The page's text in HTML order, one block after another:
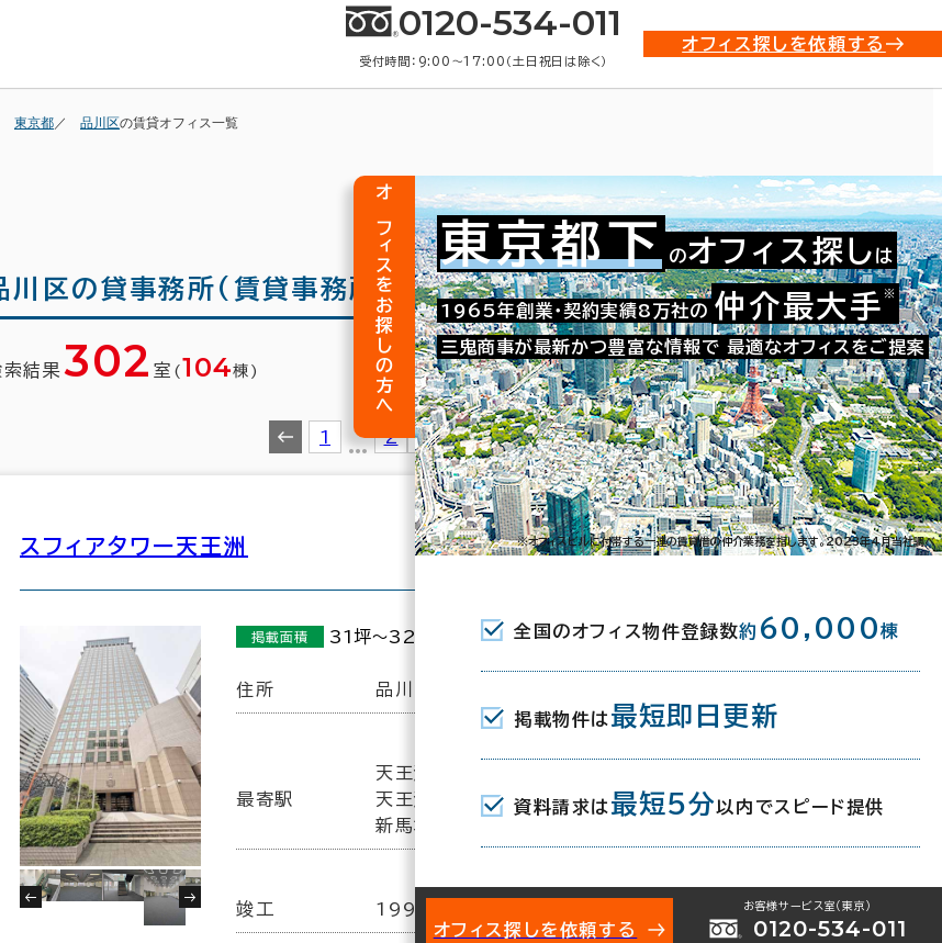
0120-534-011
受付時間：9:00〜17:00（土日祝日は除く）
オフィス探しを依頼する
東京都 品川区の賃貸オフィス一覧
川区の貸事務所(賃貸事務所)・賃貸オフィス物件一覧
索結果 302 室 ( 104棟) 条件で絞り込む
1 … 2 3 4 5 6
スフィアタワー天王洲
お問い合わせ番号：021-08690
掲載面積 31坪～326坪
住所 品川区東品川2-2-8
最寄駅
天王洲アイル駅(東京モノレール) 中央口 3分
天王洲アイル駅(りんかい線) A口 4分
新馬場駅(京急本線) 北口 15分
竣工 1993年 4月（リニューアル：2008年）
オフィスをお探しの方へ 東京都下 のオフィス探し は
1965年創業・契約実績8万社の 仲介最大手 ※
三鬼商事が最新かつ豊富な情報で 最適なオフィスをご提案
※オフィスビルに付帯する一連の賃貸借の仲介業務を指します。2023年4月当社調べ
全国のオフィス物件登録数約 60,000棟
掲載物件は 最短即日更新
資料請求は 最短5分 以内でスピード提供
オフィス探しを依頼する
お客様サービス室（東京）
0120-534-011